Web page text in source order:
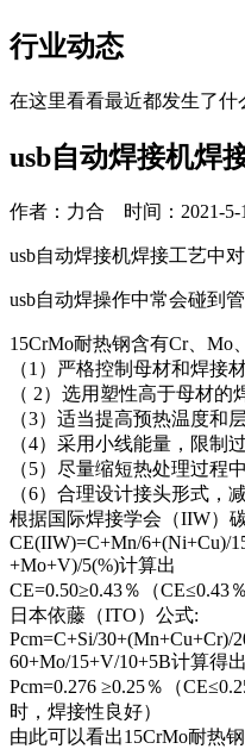
行业动态
在这里看看最近都发生了什
usb自动焊接机焊
作者：力合 时间：2021-
usb自动焊接机焊接工艺中
usb自动焊操作中常会碰到
15CrMo耐热钢含有Cr、Mo
（1）严格控制母材和焊接
（ 2）选用塑性高于母材的
（3）适当提高预热温度和
（4）采用小线能量，限制
（5）尽量缩短热处理过程
（6）合理设计接头形式，
根据国际焊接学会（IIW）
CE(IIW)=C+Mn/6+(Ni+Cu)/
+Mo+V)/5(%)计算出
CE=0.50≥0.43％（CE≤0.43
日本依藤（ITO）公式:
Pcm=C+Si/30+(Mn+Cu+Cr)/
60+Mo/15+V/10+5B计算得出
Pcm=0.276 ≥0.25％（
时，焊接性良好）
由此可以看出15CrMo耐热